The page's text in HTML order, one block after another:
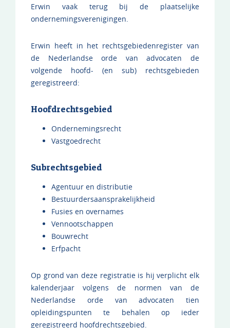
Erwin vaak terug bij de plaatselijke
ondernemingsverenigingen.
Erwin heeft in het rechtsgebiedenregister van
de Nederlandse orde van advocaten de
volgende hoofd- (en sub) rechtsgebieden
geregistreerd:
Hoofdrechtsgebied
Ondernemingsrecht
Vastgoedrecht
Subrechtsgebied
Agentuur en distributie
Bestuurdersaansprakelijkheid
Fusies en overnames
Vennootschappen
Bouwrecht
Erfpacht
Op grond van deze registratie is hij verplicht elk
kalenderjaar volgens de normen van de
Nederlandse orde van advocaten tien
opleidingspunten te behalen op ieder
geregistreerd hoofdrechtsgebied.